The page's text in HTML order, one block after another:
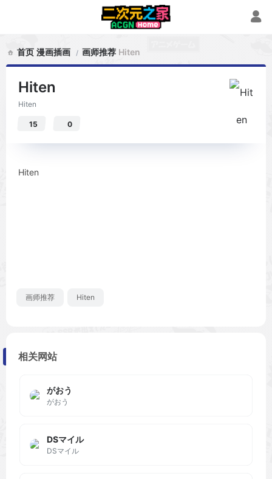
首页 漫画插画 画师推荐 Hiten
Hiten
Hiten
15 0
Hiten
画师推荐 Hiten
相关网站
がおう
がおう
DSマイル
DSマイル